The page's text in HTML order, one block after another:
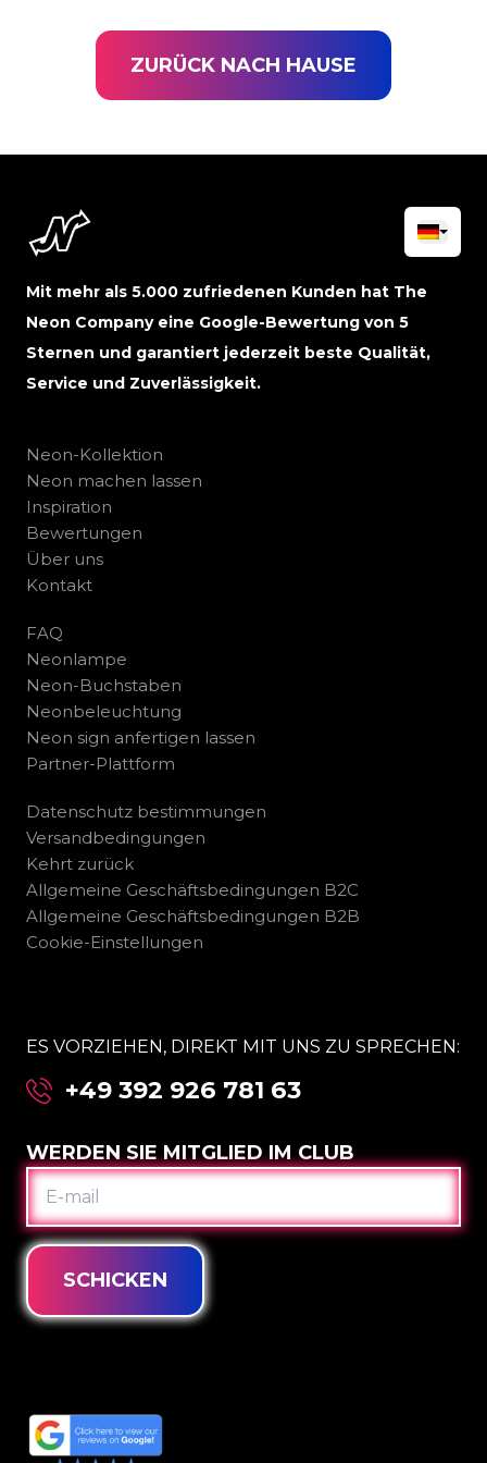
ZURÜCK NACH HAUSE
Mit mehr als 5.000 zufriedenen Kunden hat The
Neon Company eine Google-Bewertung von 5
Sternen und garantiert jederzeit beste Qualität,
Service und Zuverlässigkeit.
Neon-Kollektion
Neon machen lassen
Inspiration
Bewertungen
Über uns
Kontakt
FAQ
Neonlampe
Neon-Buchstaben
Neonbeleuchtung
Neon sign anfertigen lassen
Partner-Plattform
Datenschutz bestimmungen
Versandbedingungen
Kehrt zurück
Allgemeine Geschäftsbedingungen B2C
Allgemeine Geschäftsbedingungen B2B
Cookie-Einstellungen
ES VORZIEHEN, DIREKT MIT UNS ZU SPRECHEN:
+49 392 926 781 63
WERDEN SIE MITGLIED IM CLUB
E-
MAIL
SCHICKEN